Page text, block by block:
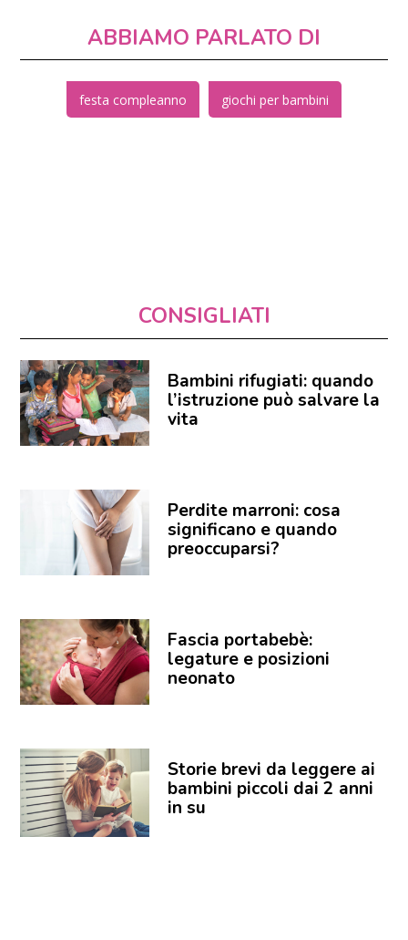
ABBIAMO PARLATO DI
festa compleanno giochi per bambini
CONSIGLIATI
Bambini rifugiati: quando
l’istruzione può salvare la
vita
Perdite marroni: cosa
significano e quando
preoccuparsi?
Fascia portabebè:
legature e posizioni
neonato
Storie brevi da leggere ai
bambini piccoli dai 2 anni
in su